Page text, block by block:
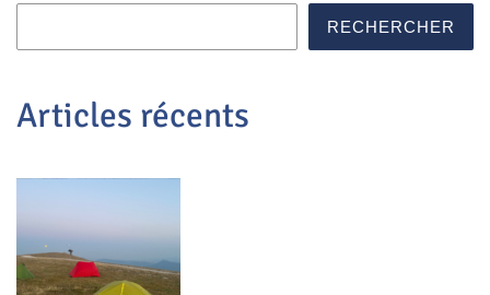
RECHERCHER
Articles récents